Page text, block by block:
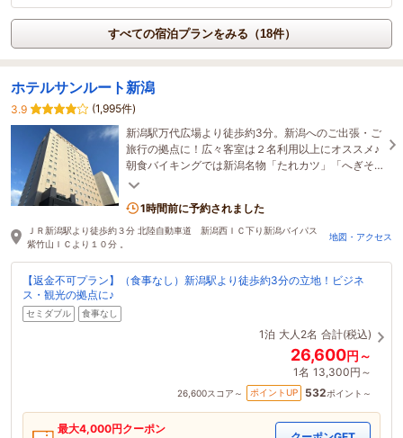
すべての宿泊プランをみる（18件）
ホテルサンルート新潟
3.9
(1,995件)
新潟駅万代広場より徒歩約3分。新潟へのご出張・ご
旅行の拠点に！広々客室は２名利用以上にオススメ♪
朝食バイキングでは新潟名物「たれカツ」「へぎそ
ば」など郷土料理をお楽しみください。
1時間前に予約されました
ＪＲ新潟駅より徒歩約３分 北陸自動車道 新潟西ＩＣ下り新潟バイパス
紫竹山ＩＣより１０分 。
地図・アクセス
【返金不可プラン】（食事なし）新潟駅より徒歩約3分の立地！ビジネ
ス・観光の拠点に♪
セミダブル 食事なし
1泊 大人2名 合計(税込)
26,600円～
1名 13,300円～
26,600スコア～ ポイントUP 532ポイント～
最大4,000円クーポン